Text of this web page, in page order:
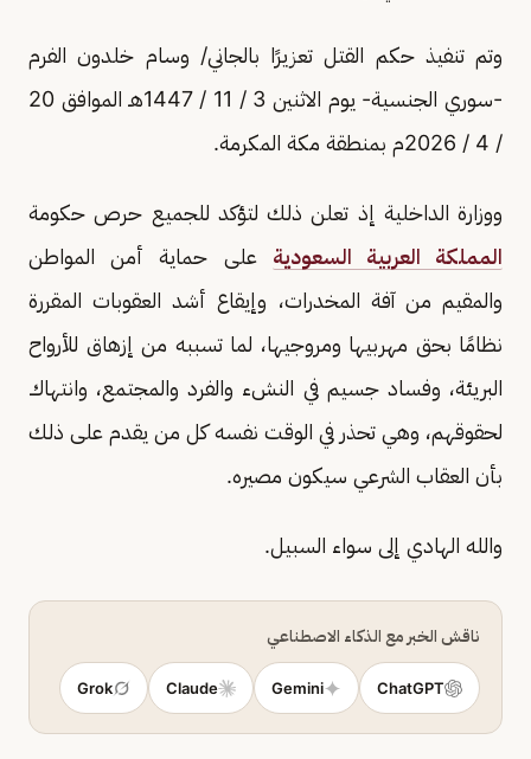
وتم تنفيذ حكم القتل تعزيرًا بالجاني/ وسام خلدون الفرم
-سوري الجنسية- يوم الاثنين 3 / 11 / 1447هـ الموافق 20
/ 4 / 2026م بمنطقة مكة المكرمة.
ووزارة الداخلية إذ تعلن ذلك لتؤكد للجميع حرص حكومة
المملكة العربية السعودية على حماية أمن المواطن
والمقيم من آفة المخدرات، وإيقاع أشد العقوبات المقررة
نظامًا بحق مهربيها ومروجيها، لما تسببه من إزهاق للأرواح
البريئة، وفساد جسيم في النشء والفرد والمجتمع، وانتهاك
لحقوقهم، وهي تحذر في الوقت نفسه كل من يقدم على ذلك
بأن العقاب الشرعي سيكون مصيره.
والله الهادي إلى سواء السبيل.
ناقش الخبر مع الذكاء الاصطناعي
ChatGPT
Gemini
Claude
Grok